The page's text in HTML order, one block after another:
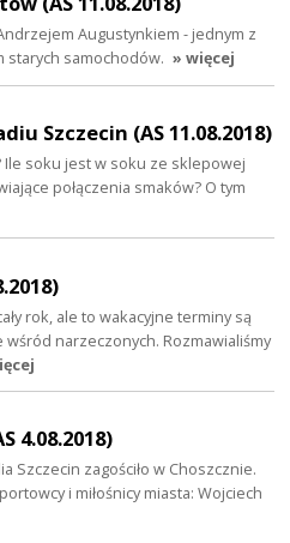
Augustynkiem - jednym z
starych samochodów. » więcej
Szczecin (AS 11.08.2018)
Ile soku jest w soku ze sklepowej
połączenia smaków? O tym
rok, ale to wakacyjne terminy są
narzeczonych. Rozmawialiśmy
4.08.2018)
Szczecin zagościło w Choszcznie.
i miłośnicy miasta: Wojciech